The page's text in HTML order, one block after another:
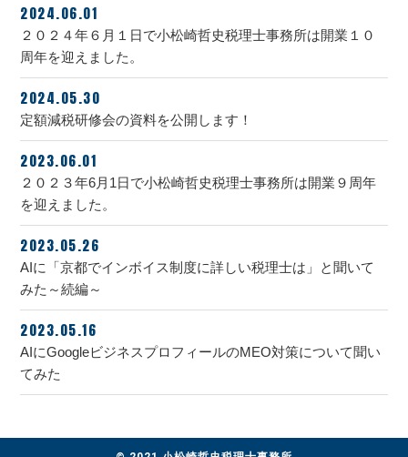
2024.06.01
２０２４年６月１日で小松崎哲史税理士事務所は開業１０
周年を迎えました。
2024.05.30
定額減税研修会の資料を公開します！
2023.06.01
２０２３年6月1日で小松崎哲史税理士事務所は開業９周年
を迎えました。
2023.05.26
AIに「京都でインボイス制度に詳しい税理士は」と聞いて
みた～続編～
2023.05.16
AIにGoogleビジネスプロフィールのMEO対策について聞い
てみた